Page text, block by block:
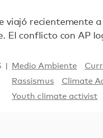
viajó recientemente
El conflicto con AP
Medio Ambiente
Rassismus
Climate
Youth climate activist